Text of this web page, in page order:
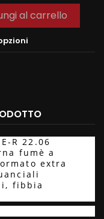
al carrello
R 22.06
fumè a
extra
fibbia